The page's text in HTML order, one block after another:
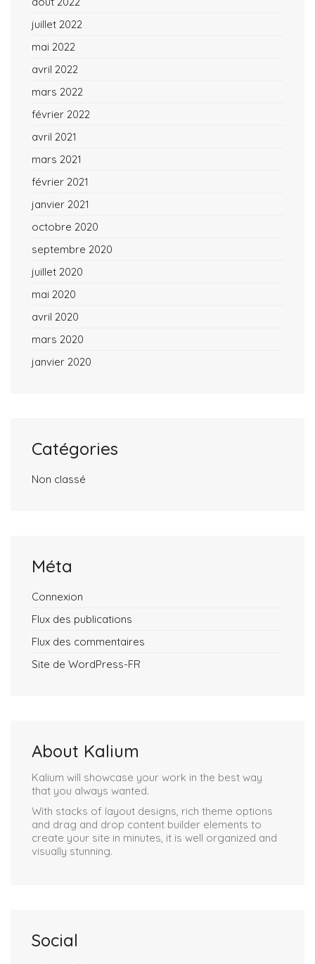
juillet 2022
mai 2022
avril 2022
mars 2022
février 2022
avril 2021
mars 2021
février 2021
janvier 2021
octobre 2020
septembre 2020
juillet 2020
mai 2020
avril 2020
mars 2020
janvier 2020
Catégories
Non classé
Méta
Connexion
Flux des publications
Flux des commentaires
Site de WordPress-FR
About Kalium
Kalium will showcase your work in the best way
that you always wanted.
With stacks of layout designs, rich theme options
and drag and drop content builder elements to
create your site in minutes, it is well organized and
visually stunning.
Social